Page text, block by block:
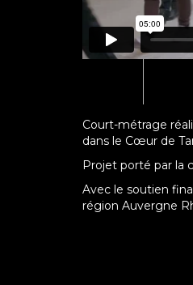
Court-métrage
dans le Cœur de
Projet porté par la
Avec le soutien
région Auvergne